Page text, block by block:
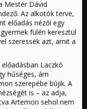
Mester Dávid
Az alkotók terve,
előadás nézői egy
fülén keresztül
szeressék azt, amit a
Laczkó
hűséges, ám
szerepébe bújik. A
is – az adja,
Artemon sehol nem